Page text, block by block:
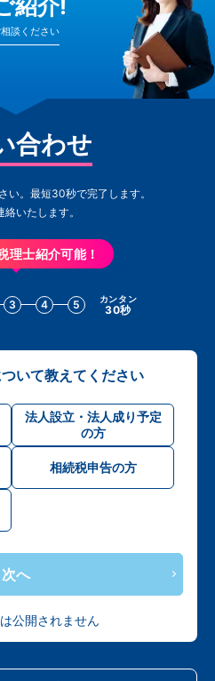
紹介!
談ください
合わせ
い。最短30秒で完了します。
いたします。
理士紹介可能！
3 4 5 カンタン
30秒
いて教えてください
法人設立・法人成り予定
の方
相続税申告の方
次へ
公開されません